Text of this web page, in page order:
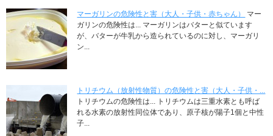
マーガリンの危険性と害（大人・子供・赤ちゃん）
マー
ガリンの危険性は... マーガリンはバターと似ています
が、バターが牛乳から造られているのに対し、マーガリ
ン...
トリチウム（放射性物質）の危険性と害（大人・子供・...
トリチウムの危険性は... トリチウムは三重水素とも呼ば
れる水素の放射性同位体であり、原子核が陽子1個と中性
子...